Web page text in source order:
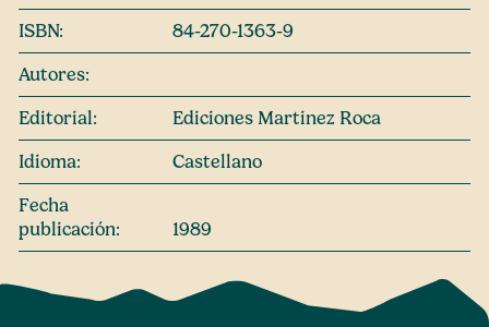
ISBN:
84-270-1363-9
Autores:
Editorial:
Ediciones Martinez Roca
Idioma:
Castellano
Fecha
publicación:
1989